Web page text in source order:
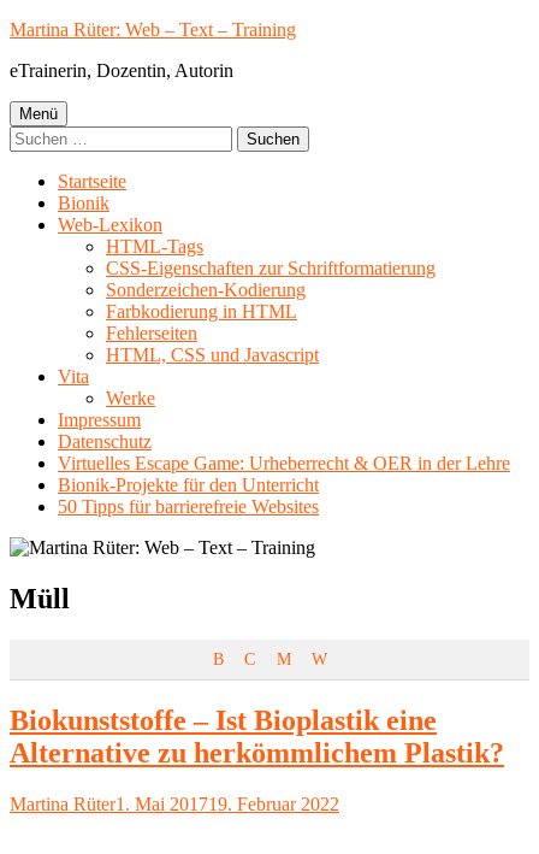
Springe
Inhalt
Martina Rüter: Web – Text – Training
eTrainerin, Dozentin, Autorin
Primäres
Menü
Menü
Suchen
nach:
Startseite
Bionik
Web-Lexikon
HTML-Tags
CSS-Eigenschaften zur Schriftformatierung
Sonderzeichen-Kodierung
Farbkodierung in HTML
Fehlerseiten
HTML, CSS und Javascript
Vita
Werke
Impressum
Datenschutz
Virtuelles Escape Game: Urheberrecht & OER in der Lehre
Bionik-Projekte für den Unterricht
50 Tipps für barrierefreie Websites
Schlagwort:
Müll
B C M W
Biokunststoffe – Ist Bioplastik eine
Alternative zu herkömmlichem Plastik?
Autor
Martina RüterVeröffentlicht
1. Mai 201719. Februar 2022